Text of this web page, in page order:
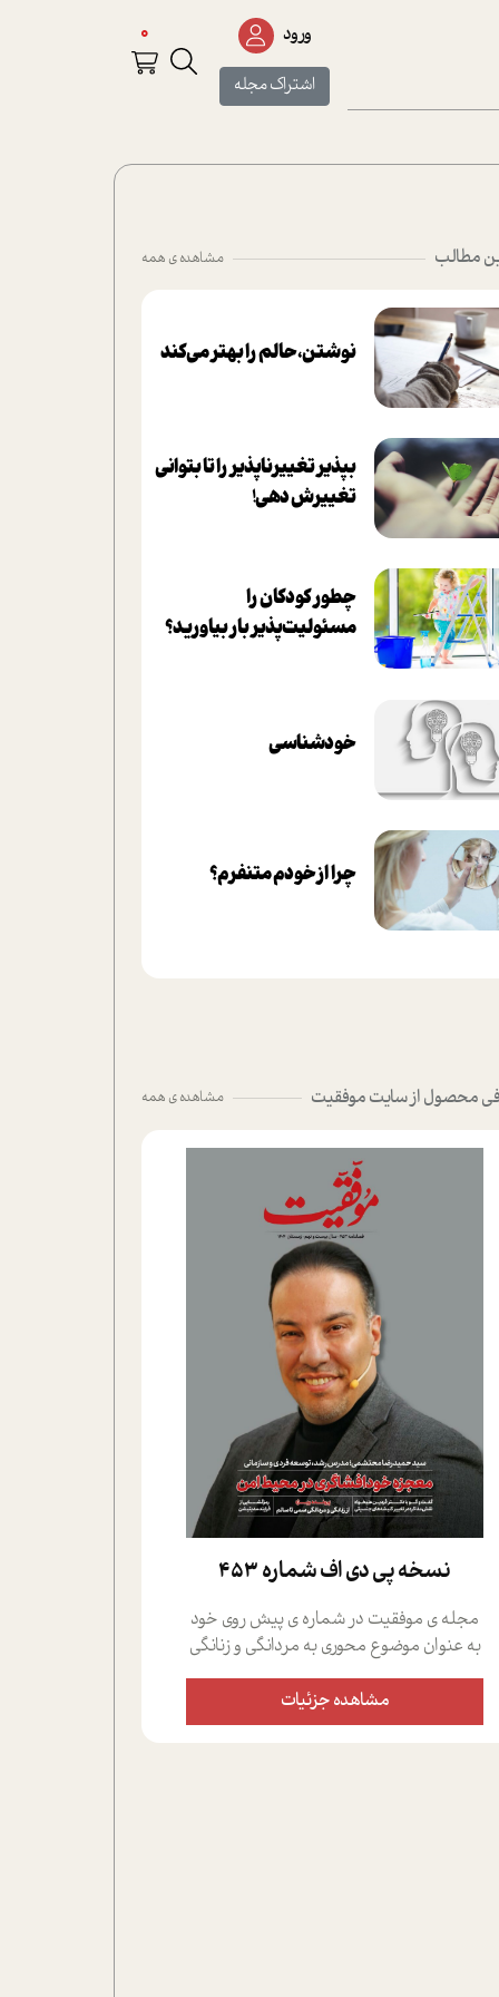
ورود
اشتراک مجله
0
مطالب مشاهده ی همه
نوشتن، حالم را بهتر می‌کند
بپذير تغييرناپذير را تا بتواني
تغييرش دهي!‏
چطور کودکان را
مسئولیت‌پذیر بار بیاورید؟
خودشناسی
چرا از خودم متنفرم؟
محصول از سایت موفقیت مشاهده ی همه
نسخه پي دي اف شماره 453
مجله ی موفقیت در شماره ی پیش روی خود
به عنوان موضوع محوری به مردانگی و زنانگی
سمی پرداخته است؛ علاوه بر این که؛ گفت و
گویی اختصاصی داشته ایم با فردین علیخواه،
جامعه شناس در بخش های مختلف تلاش
مشاهده جزئیات